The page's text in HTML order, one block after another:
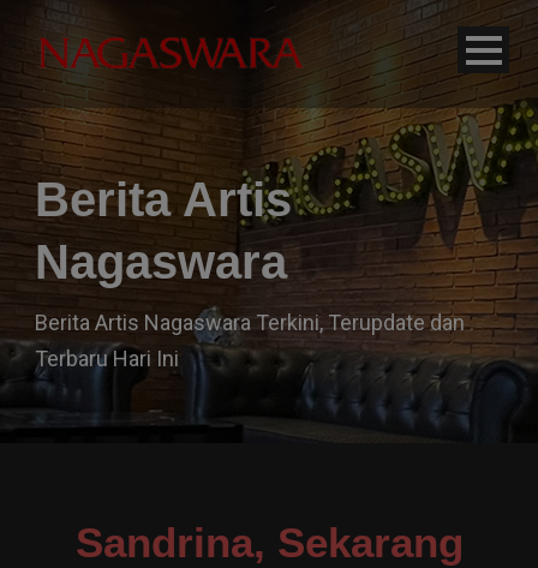
Berita Artis
Nagaswara
Berita Artis Nagaswara Terkini, Terupdate dan
Terbaru Hari Ini
Sandrina, Sekarang
modal-check